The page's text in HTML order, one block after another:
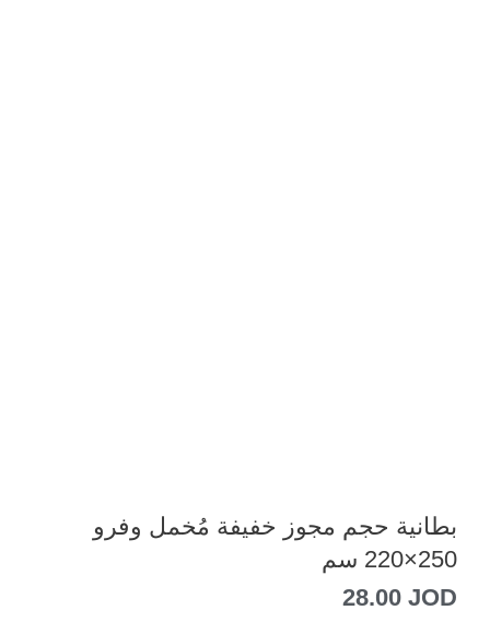
بطانية حجم مجوز خفيفة مُخمل وفرو
250×220 سم
28.00 JOD